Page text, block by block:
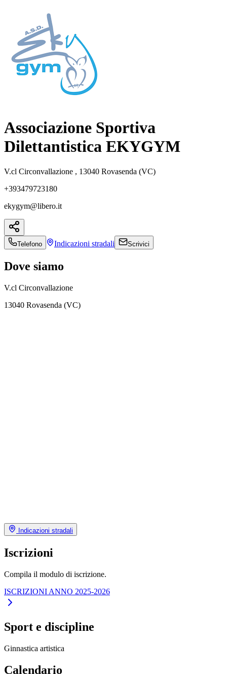
Associazione Sportiva
Dilettantistica EKYGYM
V.cl Circonvallazione , 13040 Rovasenda (VC)
+393479723180
ekygym@libero.it
Telefono Indicazioni stradali Scrivici
Dove siamo
V.cl Circonvallazione
13040 Rovasenda (VC)
Indicazioni stradali
Iscrizioni
Compila il modulo di iscrizione.
ISCRIZIONI ANNO 2025-2026
Sport e discipline
Ginnastica artistica
Calendario